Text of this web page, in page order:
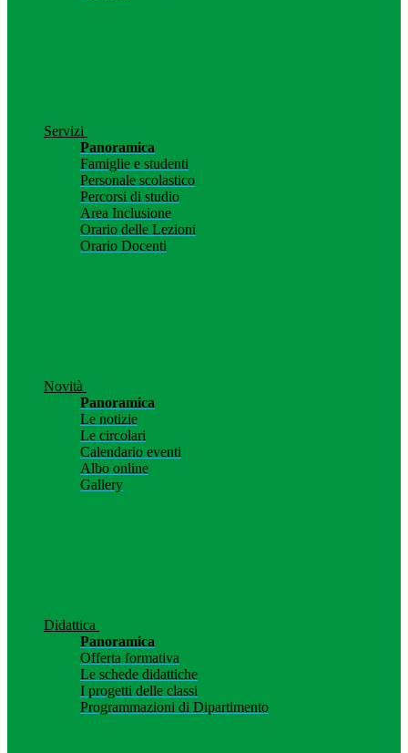
Servizi
Panoramica
Famiglie e studenti
Personale scolastico
Percorsi di studio
Area Inclusione
Orario delle Lezioni
Orario Docenti
Novità
Panoramica
Le notizie
Le circolari
Calendario eventi
Albo online
Gallery
Didattica
Panoramica
Offerta formativa
Le schede didattiche
I progetti delle classi
Programmazioni di Dipartimento